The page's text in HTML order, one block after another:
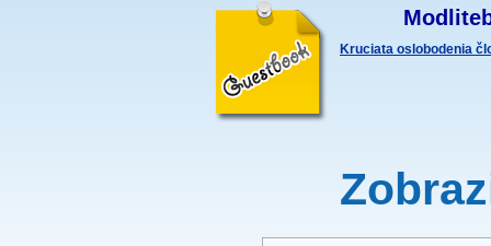
Kruciata oslobodenia